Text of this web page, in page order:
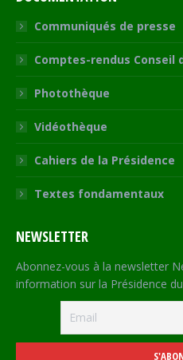
Communiqués de presse
Comptes-rendus Conseil
Photothèque
Vidéothèque
Cahiers de la Présidence
Textes fondamentaux
NEWSLETTER
Abonnez-vous à la newsletter
information sur la Présidence